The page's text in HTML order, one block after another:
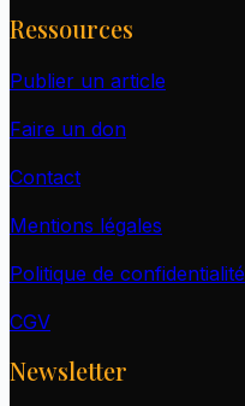
Ressources
Publier un article
Faire un don
Contact
Mentions légales
Politique de confidentialité
CGV
Newsletter